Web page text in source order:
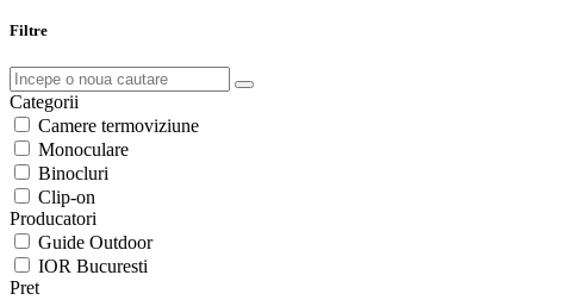
Filtre
Categorii
Camere termoviziune
Monoculare
Binocluri
Clip-on
Producatori
Guide Outdoor
IOR Bucuresti
Pret